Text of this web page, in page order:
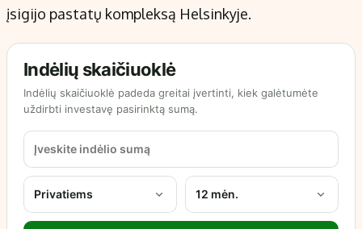
įsigijo pastatų kompleksą Helsinkyje.